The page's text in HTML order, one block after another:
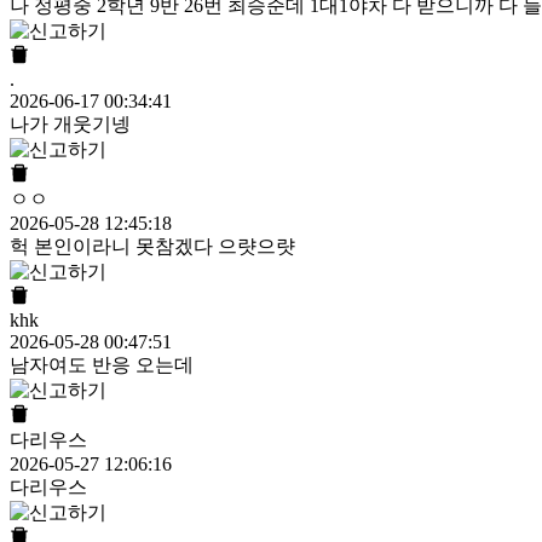
나 정평중 2학년 9반 26번 최승준데 1대1야차 다 받으니까 다
.
2026-06-17 00:34:41
나가 개웃기넹
ㅇㅇ
2026-05-28 12:45:18
헉 본인이라니 못참겠다 으럇으럇
khk
2026-05-28 00:47:51
남자여도 반응 오는데
다리우스
2026-05-27 12:06:16
다리우스